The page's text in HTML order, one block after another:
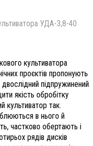
УДА-3,8-40
культиватора
проєктів пропонують
двослідний підпружинений
якість обробітку
культиватор так.
в нього й
частково обертають і
рядів дисків